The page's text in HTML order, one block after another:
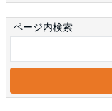
ページ内検索